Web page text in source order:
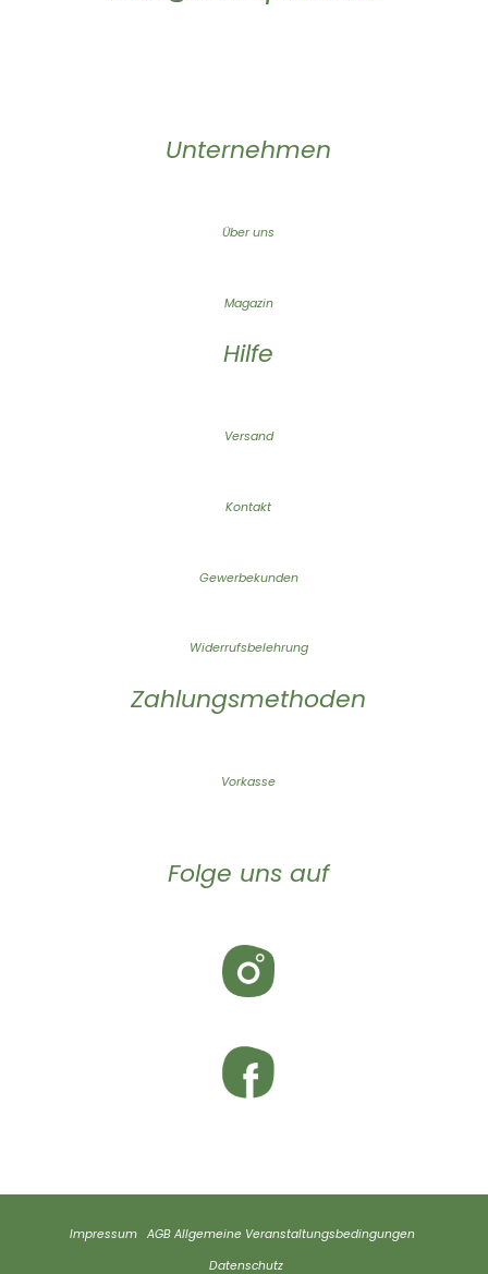
Unternehmen
Über uns
Magazin
Hilfe
Versand
Kontakt
Gewerbekunden
Widerrufsbelehrung
Zahlungsmethoden
Vorkasse
Folge uns auf
Impressum AGB Allgemeine Veranstaltungsbedingungen
Datenschutz